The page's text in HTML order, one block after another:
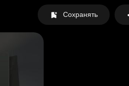
Сохранять